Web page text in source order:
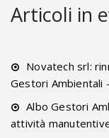
Articoli in
Novatech srl:
Gestori Ambientali
Albo Gestori
attività